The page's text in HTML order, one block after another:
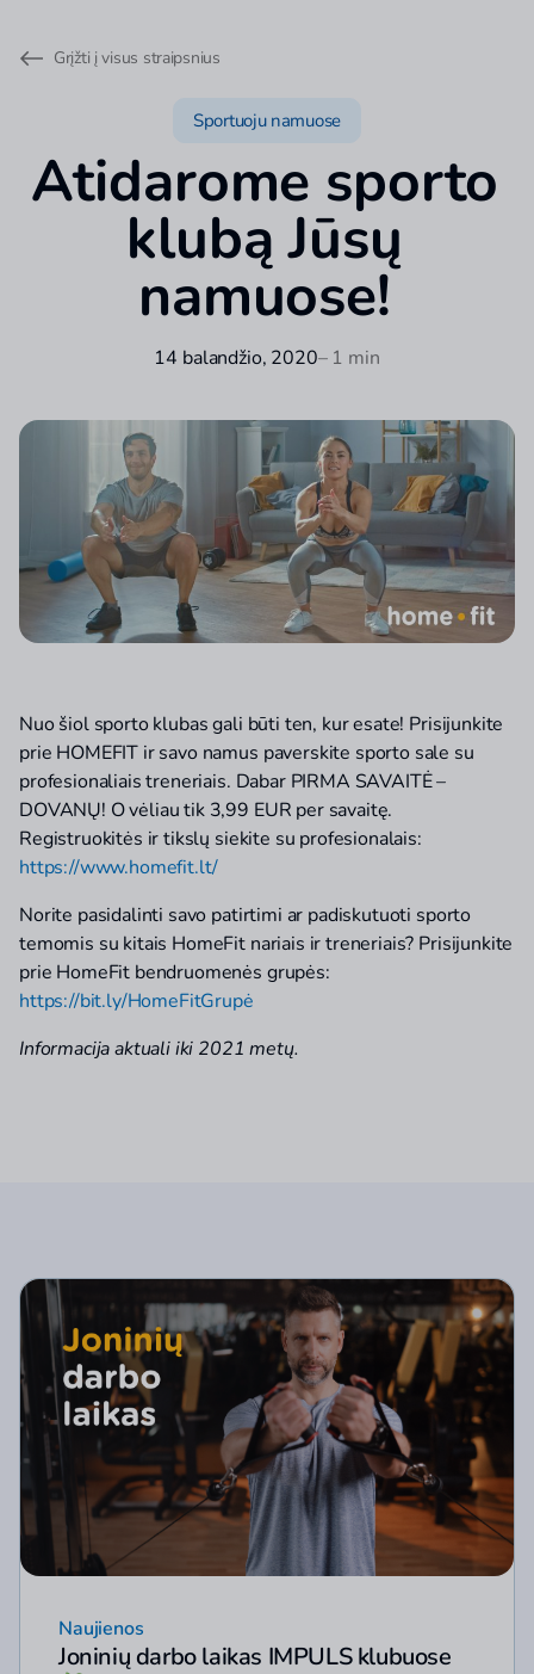
Grįžti į visus straipsnius
Sportuoju namuose
Atidarome sporto
klubą Jūsų
namuose!
14 balandžio, 2020– 1 min
Nuo šiol sporto klubas gali būti ten, kur esate! Prisijunkite
prie HOMEFIT ir savo namus paverskite sporto sale su
profesionaliais treneriais. Dabar PIRMA SAVAITĖ –
DOVANŲ! O vėliau tik 3,99 EUR per savaitę.
Registruokitės ir tikslų siekite su profesionalais:
https://www.homefit.lt/
Norite pasidalinti savo patirtimi ar padiskutuoti sporto
temomis su kitais HomeFit nariais ir treneriais? Prisijunkite
prie HomeFit bendruomenės grupės:
https://bit.ly/HomeFitGrupė
Informacija aktuali iki 2021 metų.
Naujienos
Joninių darbo laikas IMPULS klubuose